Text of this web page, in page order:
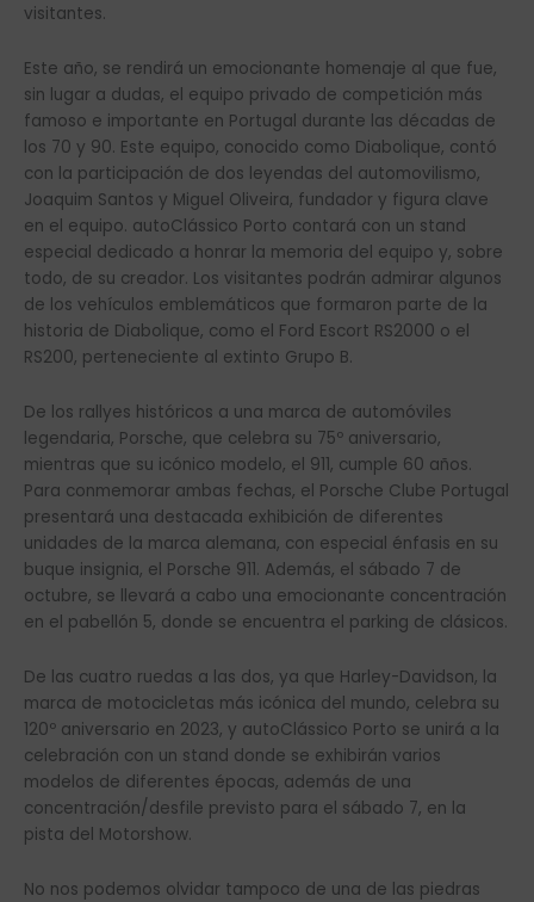
visitantes.
Este año, se rendirá un emocionante homenaje al que fue,
sin lugar a dudas, el equipo privado de competición más
famoso e importante en Portugal durante las décadas de
los 70 y 90. Este equipo, conocido como Diabolique, contó
con la participación de dos leyendas del automovilismo,
Joaquim Santos y Miguel Oliveira, fundador y figura clave
en el equipo. autoClássico Porto contará con un stand
especial dedicado a honrar la memoria del equipo y, sobre
todo, de su creador. Los visitantes podrán admirar algunos
de los vehículos emblemáticos que formaron parte de la
historia de Diabolique, como el Ford Escort RS2000 o el
RS200, perteneciente al extinto Grupo B.
De los rallyes históricos a una marca de automóviles
legendaria, Porsche, que celebra su 75º aniversario,
mientras que su icónico modelo, el 911, cumple 60 años.
Para conmemorar ambas fechas, el Porsche Clube Portugal
presentará una destacada exhibición de diferentes
unidades de la marca alemana, con especial énfasis en su
buque insignia, el Porsche 911. Además, el sábado 7 de
octubre, se llevará a cabo una emocionante concentración
en el pabellón 5, donde se encuentra el parking de clásicos.
De las cuatro ruedas a las dos, ya que Harley-Davidson, la
marca de motocicletas más icónica del mundo, celebra su
120º aniversario en 2023, y autoClássico Porto se unirá a la
celebración con un stand donde se exhibirán varios
modelos de diferentes épocas, además de una
concentración/desfile previsto para el sábado 7, en la
pista del Motorshow.
No nos podemos olvidar tampoco de una de las piedras